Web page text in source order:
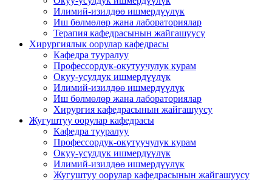
Илимий-изилдөө ишмердүүлүк
Иш бөлмөлөр жана лабораториялар
Терапия кафедрасынын жайгашуусу
Хирургиялык оорулар кафедрасы
Кафедра тууралуу
Профессордук-окутуучулук курам
Окуу-усулдук ишмердүүлүк
Илимий-изилдөө ишмердүүлүк
Иш бөлмөлөр жана лабораториялар
Хирургия кафедрасынын жайгашуусу
Жугуштуу оорулар кафедрасы
Кафедра тууралуу
Профессордук-окутуучулук курам
Окуу-усулдук ишмердүүлүк
Илимий-изилдөө ишмердүүлүк
Жугуштуу оорулар кафедрасынын жайгашуусу